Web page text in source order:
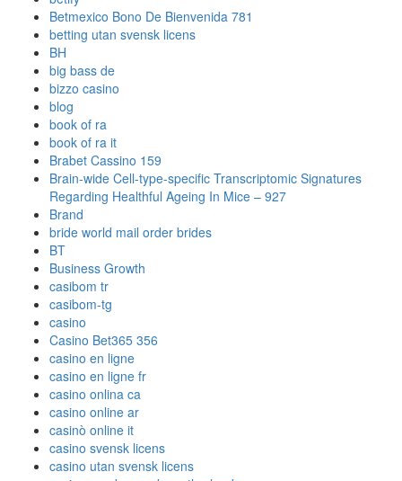
Betmexico Bono De Bienvenida 781
betting utan svensk licens
BH
big bass de
bizzo casino
blog
book of ra
book of ra it
Brabet Cassino 159
Brain-wide Cell-type-specific Transcriptomic Signatures
Regarding Healthful Ageing In Mice – 927
Brand
bride world mail order brides
BT
Business Growth
casibom tr
casibom-tg
casino
Casino Bet365 356
casino en ligne
casino en ligne fr
casino onlina ca
casino online ar
casinò online it
casino svensk licens
casino utan svensk licens